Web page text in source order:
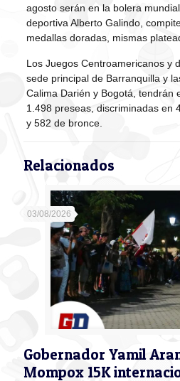
agosto serán en la bolera
deportiva Alberto Galindo,
medallas doradas, mismas
Los Juegos Centroamericanos y
sede principal de Barranquilla y
Calima Darién y Bogotá, tendrán
1.498 preseas, discriminadas en
y 582 de bronce.
Relacionados
03/08/2026
Gobernador Yamil
Mompox 15K